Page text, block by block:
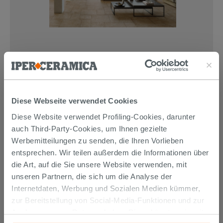
Diese Webseite verwendet Cookies
Diese Website verwendet Profiling-Cookies, darunter
auch Third-Party-Cookies, um Ihnen gezielte
Werbemitteilungen zu senden, die Ihren Vorlieben
entsprechen. Wir teilen außerdem die Informationen über
die Art, auf die Sie unsere Website verwenden, mit
unseren Partnern, die sich um die Analyse der
Internetdaten, Werbung und Sozialen Medien kümmer,
zur Bereitstellung von Social-Media-Funktionen und zur
Analyse unseres Datenverkehrs. Diese könnten sie mit
AUCH…